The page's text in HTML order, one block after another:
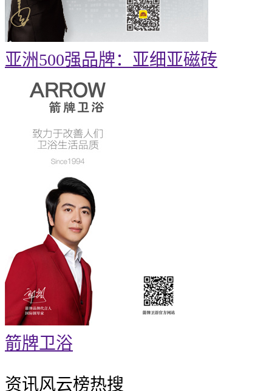
亚洲500强品牌：亚细亚磁砖
箭牌卫浴
资讯风云榜热搜